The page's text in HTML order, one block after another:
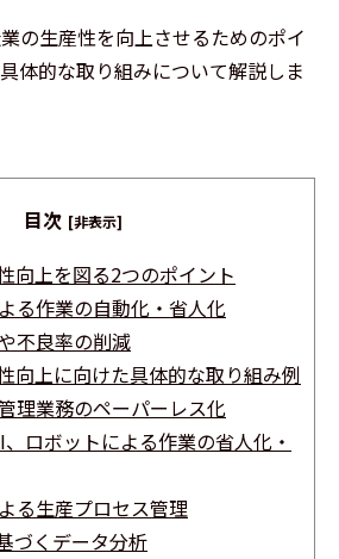
の生産性を向上させるためのポイ
体的な取り組みについて解説しま
目次 [非表示]
向上を図る2つのポイント
る作業の自動化・省人化
不良率の削減
向上に向けた具体的な取り組み例
理業務のペーパーレス化
ロボットによる作業の省人化・
る生産プロセス管理
づくデータ分析